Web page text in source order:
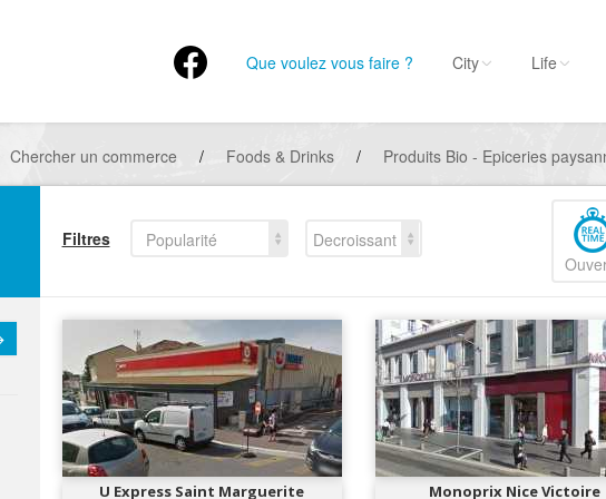
Que voulez vous faire ? City Life
Chercher un commerce / Foods & Drinks / Produits Bio - Epiceries
Filtres Popularité
Decroissant
U Express Saint Marguerite
Monoprix Nice Victoire